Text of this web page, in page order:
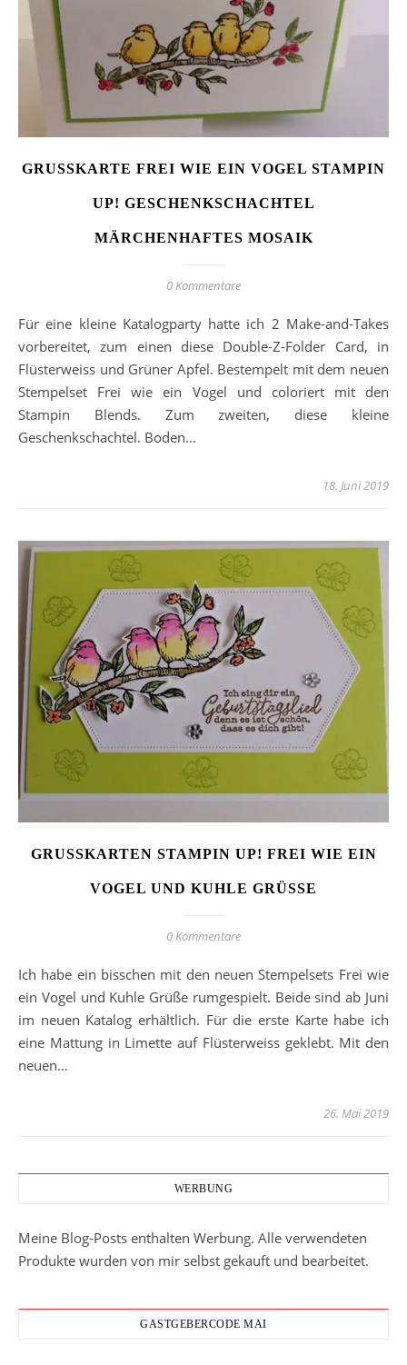
GRUSSKARTE FREI WIE EIN VOGEL STAMPIN U
P! GESCHENKSCHACHTEL M
ÄRCHENHAFTES MOSAIK
0 Kommentare
Für eine kleine Katalogparty hatte ich 2 Make-and-Takes
vorbereitet, zum einen diese Double-Z-Folder Card, in
Flüsterweiss und Grüner Apfel. Bestempelt mit dem neuen
Stempelset Frei wie ein Vogel und coloriert mit den
Stampin Blends. Zum zweiten, diese kleine
Geschenkschachtel. Boden…
18. Juni 2019
GRUSSKARTEN STAMPIN UP! FREI WIE EIN
VOGEL UND KUHLE GRÜSSE
0 Kommentare
Ich habe ein bisschen mit den neuen Stempelsets Frei wie
ein Vogel und Kuhle Grüße rumgespielt. Beide sind ab Juni
im neuen Katalog erhältlich. Für die erste Karte habe ich
eine Mattung in Limette auf Flüsterweiss geklebt. Mit den
neuen…
26. Mai 2019
WERBUNG
Meine Blog-Posts enthalten Werbung. Alle verwendeten
Produkte wurden von mir selbst gekauft und bearbeitet.
GASTGEBERCODE MAI